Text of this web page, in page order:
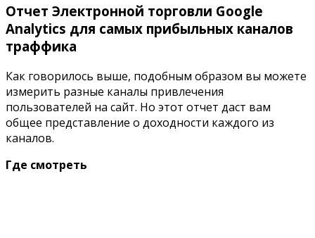
Отчет Электронной торговли Google
Analytics для самых прибыльных каналов
траффика
Как говорилось выше, подобным образом вы можете
измерить разные каналы привлечения
пользователей на сайт. Но этот отчет даст вам
общее представление о доходности каждого из
каналов.
Где смотреть